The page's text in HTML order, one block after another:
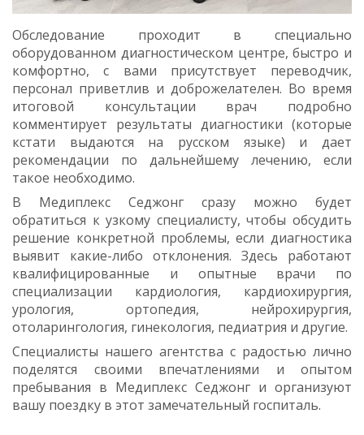
Обследование проходит в специально
оборудованном диагностическом центре, быстро и
комфортно, с вами присутствует переводчик,
персонал приветлив и доброжелателен. Во время
итоговой консультации врач подробно
комментирует результаты диагностики (которые
кстати выдаются на русском языке) и дает
рекомендации по дальнейшему лечению, если
такое необходимо.
В Медиплекс Седжонг сразу можно будет
обратиться к узкому специалисту, чтобы обсудить
решение конкретной проблемы, если диагностика
выявит какие-либо отклонения. Здесь работают
квалифицированные и опытные врачи по
специализации кардиология, кардиохирургия,
урология, ортопедия, нейрохирургия,
отоларингология, гинекология, педиатрия и другие.
Специалисты нашего агентства с радостью лично
поделятся своими впечатлениями и опытом
пребывания в Медиплекс Седжонг и организуют
вашу поездку в этот замечательный госпиталь.